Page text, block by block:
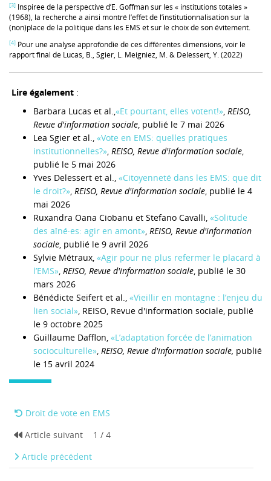
[3] Inspirée de la perspective d’E. Goffman sur les « institutions totales »
(1968), la recherche a ainsi montré l’effet de l’institutionnalisation sur la
(non)place de la politique dans les EMS et sur le choix de son évitement.
[4] Pour une analyse approfondie de ces différentes dimensions, voir le
rapport final de Lucas, B., Sgier, L. Meigniez, M. & Delessert, Y. (2022)
Lire également :
Barbara Lucas et al.,«Et pourtant, elles votent!», REISO,
Revue d'information sociale, publié le 7 mai 2026
Lea Sgier et al., «Vote en EMS: quelles pratiques
institutionnelles?», REISO, Revue d'information sociale,
publié le 5 mai 2026
Yves Delessert et al., «Citoyenneté dans les EMS: que dit
le droit?», REISO, Revue d'information sociale, publié le 4
mai 2026
Ruxandra Oana Ciobanu et Stefano Cavalli, «Solitude
des aîné·es: agir en amont», REISO, Revue d'information
sociale, publié le 9 avril 2026
Sylvie Métraux, «Agir pour ne plus refermer le placard à
l’EMS», REISO, Revue d'information sociale, publié le 30
mars 2026
Bénédicte Seifert et al., «Vieillir en montagne : l’enjeu du
lien social», REISO, Revue d'information sociale, publié
le 9 octobre 2025
Guillaume Dafflon, «L’adaptation forcée de l’animation
socioculturelle», REISO, Revue d'information sociale, publié
le 15 avril 2024
Droit de vote en EMS
Article suivant
1 / 4
Article précédent